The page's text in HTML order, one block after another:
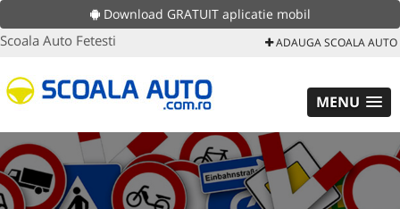
Download GRATUIT aplicatie mobil
Scoala Auto Fetesti ADAUGA SCOALA AUTO
MENU